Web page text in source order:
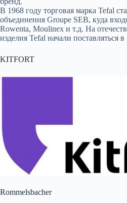
В 1968 году торговая марка Tefal
объединения Groupe SEB, куда
Rowenta, Moulinex и т.д. На
изделия Tefal начали поставляться в
KITFORT
Rommelsbacher